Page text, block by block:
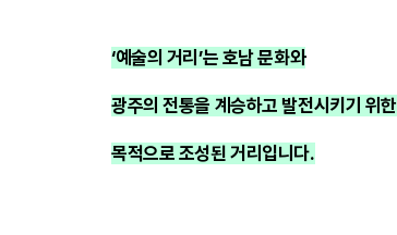
‘예술의 거리’는 호남 문화와
광주의 전통을 계승하고 발전시키기 위한
목적으로 조성된 거리입니다.